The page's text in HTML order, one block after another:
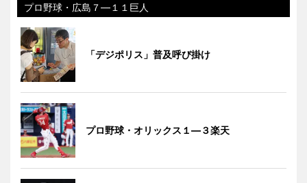
プロ野球・広島７―１１巨人
「デジポリス」普及呼び掛け
プロ野球・オリックス１―３楽天